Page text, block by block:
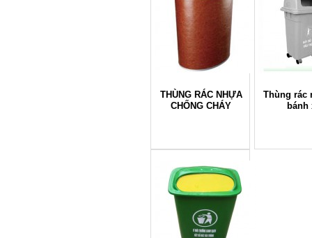
THÙNG RÁC NHỰA
CHỐNG CHÁY
Thùng rác
bánh